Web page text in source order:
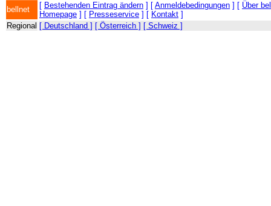
bellnet [ Bestehenden Eintrag ändern ] [ Anmeldebedingungen ] [ Über
Homepage ] [ Presseservice ] [ Kontakt ]
Regional [ Deutschland ] [ Österreich ] [ Schweiz ]